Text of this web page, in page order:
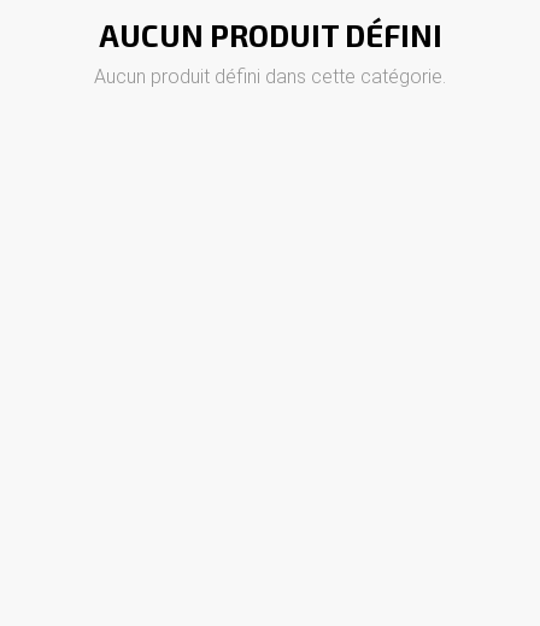
AUCUN PRODUIT DÉFINI
Aucun produit défini dans cette catégorie.